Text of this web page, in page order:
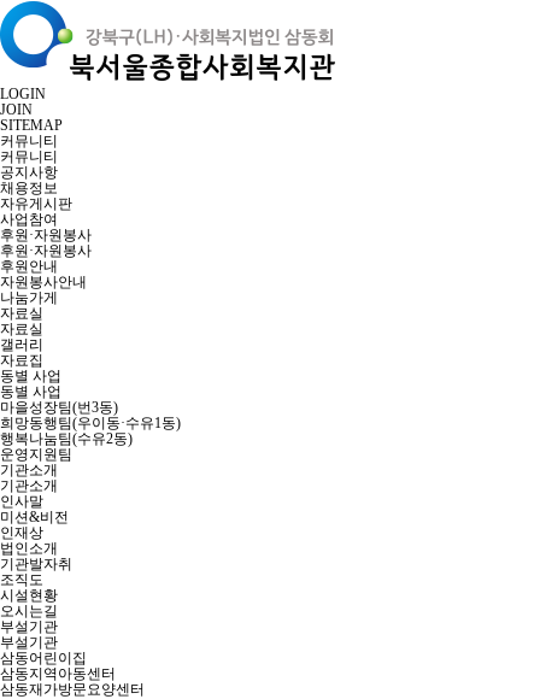
LOGIN
JOIN
SITEMAP
커뮤니티
커뮤니티
공지사항
채용정보
자유게시판
사업참여
후원·자원봉사
후원·자원봉사
후원안내
자원봉사안내
나눔가게
자료실
자료실
갤러리
자료집
동별 사업
동별 사업
마을성장팀(번3동)
희망동행팀(우이동·수유1동)
행복나눔팀(수유2동)
운영지원팀
기관소개
기관소개
인사말
미션&비전
인재상
법인소개
기관발자취
조직도
시설현황
오시는길
부설기관
부설기관
삼동어린이집
삼동지역아동센터
삼동재가방문요양센터